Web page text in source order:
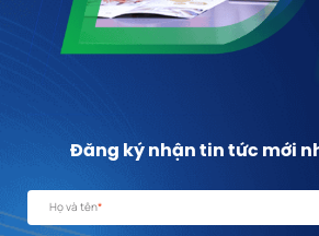
Đăng ký nhận tin tức mới
Họ và tên*